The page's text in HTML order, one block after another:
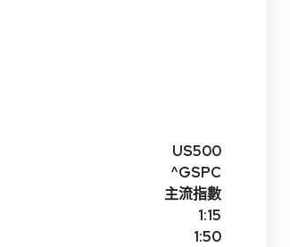
US500
^GSPC
主流指數
1:15
1:50